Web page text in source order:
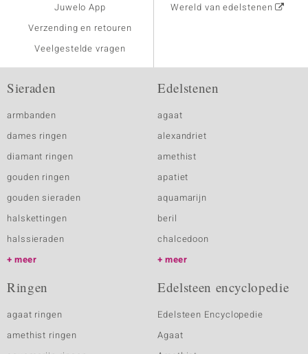
Juwelo App
Verzending en retouren
Veelgestelde vragen
Wereld van edelstenen
Sieraden
armbanden
dames ringen
diamant ringen
gouden ringen
gouden sieraden
halskettingen
halssieraden
meer
Edelstenen
agaat
alexandriet
amethist
apatiet
aquamarijn
beril
chalcedoon
meer
Ringen
agaat ringen
amethist ringen
Edelsteen encyclopedie
Edelsteen Encyclopedie
Agaat